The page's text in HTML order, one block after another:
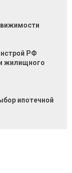
РФ
жилищного
ипотечной